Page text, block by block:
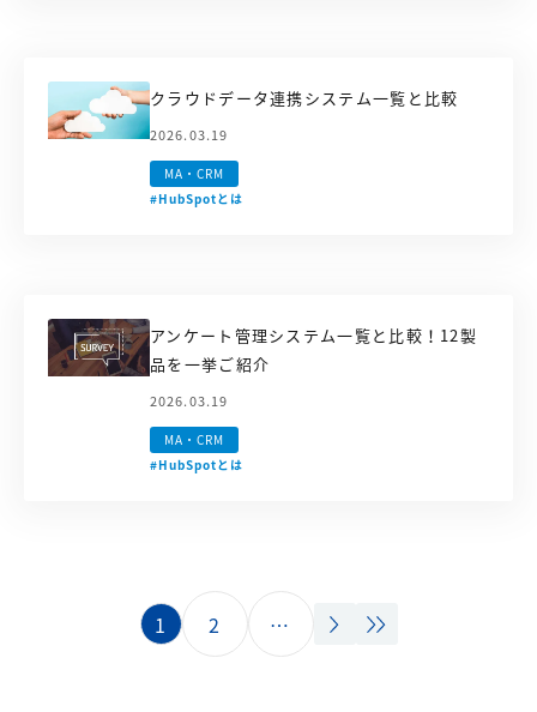
クラウドデータ連携システム一覧と比較
2026.03.19
MA・CRM
#HubSpotとは
アンケート管理システム一覧と比較！12製
品を一挙ご紹介
2026.03.19
MA・CRM
#HubSpotとは
1 2 …